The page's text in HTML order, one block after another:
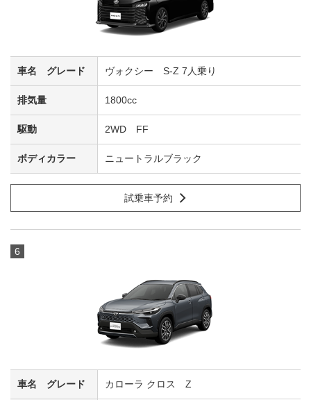
ヴォクシー S-Z 7人乗り
1800cc
2WD FF
ニュートラルブラック
試乗車予約
6
カローラ クロス Z